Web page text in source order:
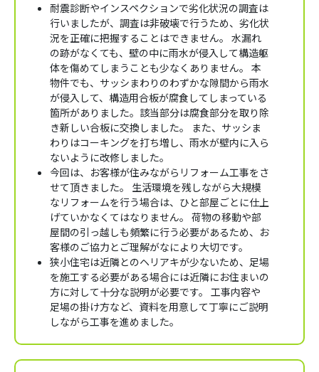
耐震診断やインスペクションで劣化状況の調査は
行いましたが、調査は非破壊で行うため、劣化状
況を正確に把握することはできません。 水漏れ
の跡がなくても、壁の中に雨水が侵入して構造躯
体を傷めてしまうことも少なくありません。 本
物件でも、サッシまわりのわずかな隙間から雨水
が侵入して、構造用合板が腐食してしまっている
箇所がありました。該当部分は腐食部分を取り除
き新しい合板に交換しました。 また、サッシま
わりはコーキングを打ち増し、雨水が壁内に入ら
ないように改修しました。
今回は、お客様が住みながらリフォーム工事をさ
せて頂きました。 生活環境を残しながら大規模
なリフォームを行う場合は、ひと部屋ごとに仕上
げていかなくてはなりません。 荷物の移動や部
屋間の引っ越しも頻繁に行う必要があるため、お
客様のご協力とご理解がなにより大切です。
狭小住宅は近隣とのヘリアキが少ないため、足場
を施工する必要がある場合には近隣にお住まいの
方に対して十分な説明が必要です。 工事内容や
足場の掛け方など、資料を用意して丁寧にご説明
しながら工事を進めました。